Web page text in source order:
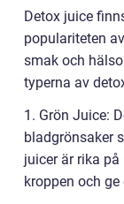
Detox juice
populariteten
smak och
typerna av
1. Grön Juice:
bladgrönsaker
juicer är rika
kroppen och